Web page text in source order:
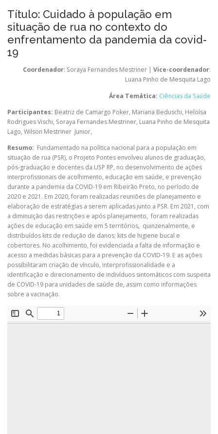
Título: Cuidado à população em
situação de rua no contexto do
enfrentamento da pandemia da covid-
19
Coordenador: Soraya Fernandes Mestriner | Vice-coordenador:
Luana Pinho de Mesquita Lago
Área Temática: Ciências da Saúde
Participantes: Beatriz de Camargo Poker, Mariana Beduschi, Heloísa
Rodrigues Vischi, Soraya Fernandes Mestriner, Luana Pinho de Mesquita
Lago, Wilson Mestriner Junior,
Resumo: Fundamentado na política nacional para a população em
situação de rua (PSR), o Projeto Pontes envolveu alunos de graduação,
pós-graduação e docentes da USP RP, no desenvolvimento de ações
interprofissionais de acolhimento, educação em saúde, e prevenção
durante a pandemia da COVID-19 em Ribeirão Preto, no período de
2020 e 2021. Em 2020, foram realizadas reuniões de planejamento e
elaboração de estratégias a serem aplicadas junto a PSR. Em 2021, com
a diminuição das restrições e após planejamento, foram realizadas
ações de educação em saúde em 5 territórios, quinzenalmente, e
distribuídos kits de redução de danos; kits de higiene bucal e
cobertores. No acolhimento, foi evidenciada a falta de informação e
acesso a medidas básicas para a prevenção da COVID-19. E as ações
possibilitaram criação de vínculo, interprofissionalidade e a
identificação e direcionamento de indivíduos sintomáticos com suspeita
de COVID-19 para unidades de saúde de, assim como informações
sobre a vacinação.